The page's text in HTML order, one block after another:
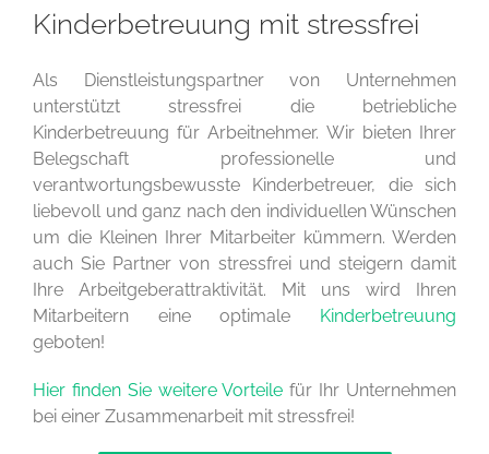
Kinderbetreuung mit stressfrei
Als Dienstleistungspartner von Unternehmen
unterstützt stressfrei die betriebliche
Kinderbetreuung für Arbeitnehmer. Wir bieten Ihrer
Belegschaft professionelle und
verantwortungsbewusste Kinderbetreuer, die sich
liebevoll und ganz nach den individuellen Wünschen
um die Kleinen Ihrer Mitarbeiter kümmern. Werden
auch Sie Partner von stressfrei und steigern damit
Ihre Arbeitgeberattraktivität. Mit uns wird Ihren
Mitarbeitern eine optimale Kinderbetreuung
geboten!
Hier finden Sie weitere Vorteile für Ihr Unternehmen
bei einer Zusammenarbeit mit stressfrei!